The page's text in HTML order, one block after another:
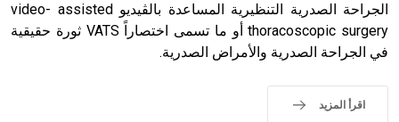
الجراحة الصدرية التنظيرية المساعدة بالڤيديو video- assisted
thoracoscopic surgery أو ما تسمى اختصاراً VATS ثورة حقيقية
في الجراحة الصدرية والأمراض الصدرية.
اقرأ المزيد